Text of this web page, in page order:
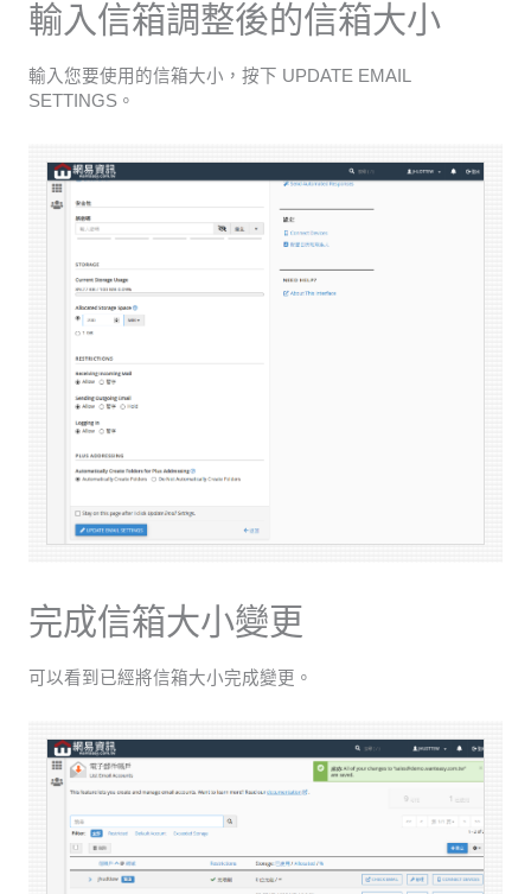
輸入信箱調整後的信箱大小
輸入您要使用的信箱大小，按下 UPDATE EMAIL
SETTINGS。
完成信箱大小變更
可以看到已經將信箱大小完成變更。